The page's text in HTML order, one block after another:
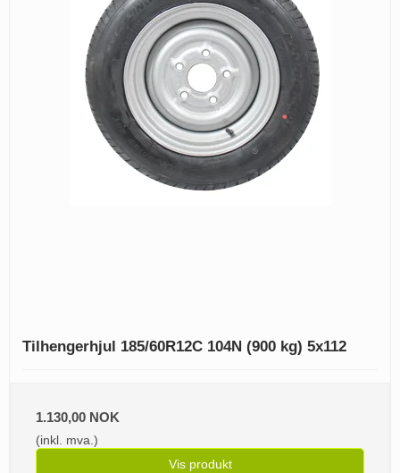
Tilhengerhjul 185/60R12C 104N (900 kg) 5x112
1.130,00 NOK
(inkl. mva.)
Vis produkt